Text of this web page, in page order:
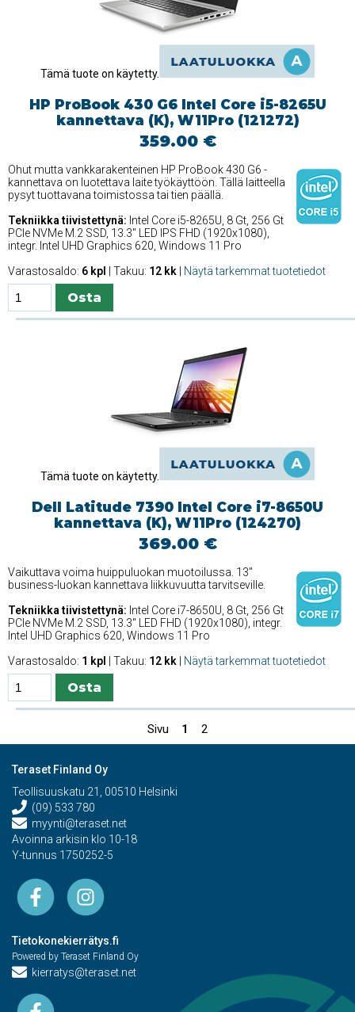
Tämä tuote on käytetty.
HP ProBook 430 G6 Intel Core i5-8265U
kannettava (K), W11Pro (121272)
359.00 €
Ohut mutta vankkarakenteinen HP ProBook 430 G6 -
kannettava on luotettava laite työkäyttöön. Tällä laitteella
pysyt tuottavana toimistossa tai tien päällä.
Tekniikka tiivistettynä: Intel Core i5-8265U, 8 Gt, 256 Gt
PCIe NVMe M.2 SSD, 13.3'' LED IPS FHD (1920x1080),
integr. Intel UHD Graphics 620, Windows 11 Pro
Varastosaldo: 6 kpl | Takuu: 12 kk Näytä tarkemmat tuotetiedot
Tämä tuote on käytetty.
Dell Latitude 7390 Intel Core i7-8650U
kannettava (K), W11Pro (124270)
369.00 €
Vaikuttava voima huippuluokan muotoilussa. 13''
business-luokan kannettava liikkuvuutta tarvitseville.
Tekniikka tiivistettynä: Intel Core i7-8650U, 8 Gt, 256 Gt
PCIe NVMe M.2 SSD, 13.3'' LED FHD (1920x1080), integr.
Intel UHD Graphics 620, Windows 11 Pro
Varastosaldo: 1 kpl | Takuu: 12 kk Näytä tarkemmat tuotetiedot
Sivu 1 2
Teraset Finland Oy
Teollisuuskatu 21, 00510 Helsinki
(09) 533 780
myynti@teraset.net
Avoinna arkisin klo 10-18
Y-tunnus 1750252-5
Tietokonekierrätys.fi
Powered by Teraset Finland Oy
kierratys@teraset.net